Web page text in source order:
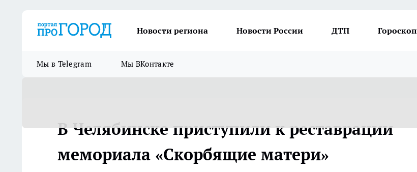
Новости региона Новости России ДТП Гороскоп
Мы в Telegram Мы ВКонтакте
В Челябинске приступили к реставрации
мемориала «Скорбящие матери»